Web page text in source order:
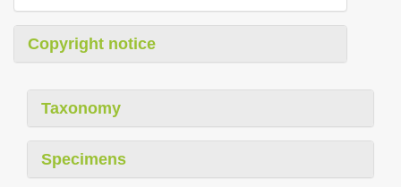
Copyright notice
Taxonomy
Specimens